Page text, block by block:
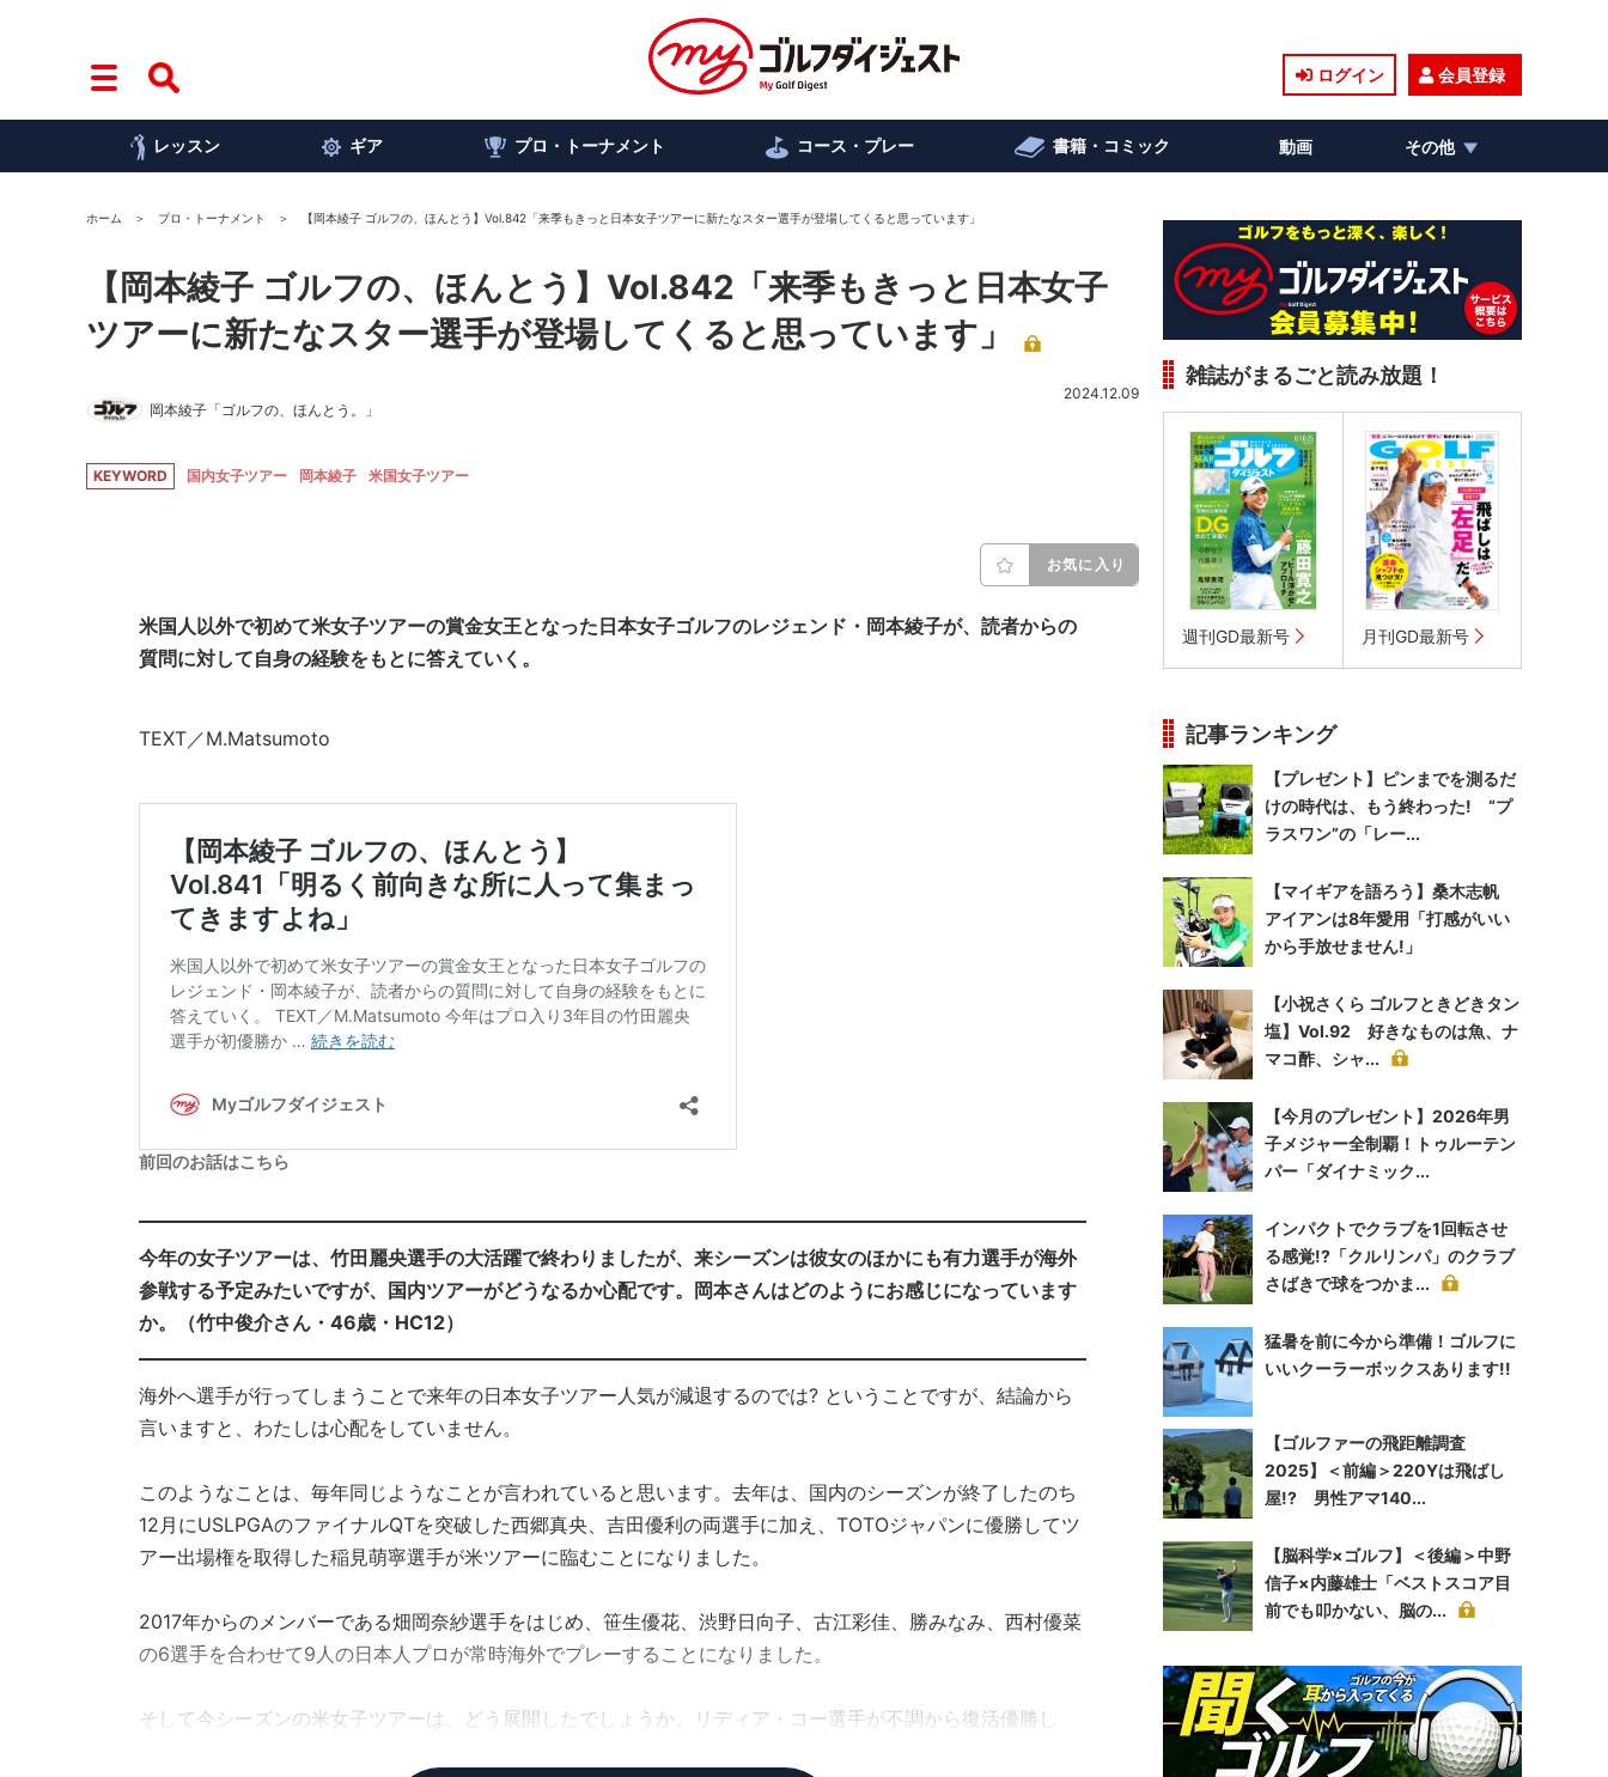
ログイン 会員登録
レッスン ギア プロ・トーナメント コース・プレー 書籍・コミック 動画 その他
ホーム プロ・トーナメント 【岡本綾子 ゴルフの、ほんとう】Vol.842「来季もきっと日本女子ツアーに新たなスター選手が登場してくると思っています」
【岡本綾子 ゴルフの、ほんとう】Vol.842「来季もきっと日本女子
ツアーに新たなスター選手が登場してくると思っています」
岡本綾子「ゴルフの、ほんとう。」
2024.12.09
KEYWORD 国内女子ツアー 岡本綾子 米国女子ツアー
お気に入り
米国人以外で初めて米女子ツアーの賞金女王となった日本女子ゴルフのレジェンド・岡本綾子が、読者からの
質問に対して自身の経験をもとに答えていく。
TEXT／M.Matsumoto
前回のお話はこちら
今年の女子ツアーは、竹田麗央選手の大活躍で終わりましたが、来シーズンは彼女のほかにも有力選手が海外
参戦する予定みたいですが、国内ツアーがどうなるか心配です。岡本さんはどのようにお感じになっています
か。（竹中俊介さん・46歳・HC12）
海外へ選手が行ってしまうことで来年の日本女子ツアー人気が減退するのでは? ということですが、結論から
言いますと、わたしは心配をしていません。
このようなことは、毎年同じようなことが言われていると思います。去年は、国内のシーズンが終了したのち
12月にUSLPGAのファイナルQTを突破した西郷真央、吉田優利の両選手に加え、TOTOジャパンに優勝してツ
アー出場権を取得した稲見萌寧選手が米ツアーに臨むことになりました。
2017年からのメンバーである畑岡奈紗選手をはじめ、笹生優花、渋野日向子、古江彩佳、勝みなみ、西村優菜
の6選手を合わせて9人の日本人プロが常時海外でプレーすることになりました。
そして今シーズンの米女子ツアーは、どう展開したでしょうか。リディア・コー選手が不調から復活優勝し
雑誌がまるごと読み放題！
週刊GD最新号 月刊GD最新号
記事ランキング
【プレゼント】ピンまでを測るだ
けの時代は、もう終わった! “プ
ラスワン”の「レー...
【マイギアを語ろう】桑木志帆
アイアンは8年愛用「打感がいい
から手放せません!」
【小祝さくら ゴルフときどきタン
塩】Vol.92 好きなものは魚、ナ
マコ酢、シャ...
【今月のプレゼント】2026年男
子メジャー全制覇！トゥルーテン
パー「ダイナミック...
インパクトでクラブを1回転させ
る感覚!?「クルリンパ」のクラブ
さばきで球をつかま...
猛暑を前に今から準備！ゴルフに
いいクーラーボックスあります!!
【ゴルファーの飛距離調査
2025】＜前編＞220Yは飛ばし
屋!? 男性アマ140...
【脳科学×ゴルフ】＜後編＞中野
信子×内藤雄士「ベストスコア目
前でも叩かない、脳の...